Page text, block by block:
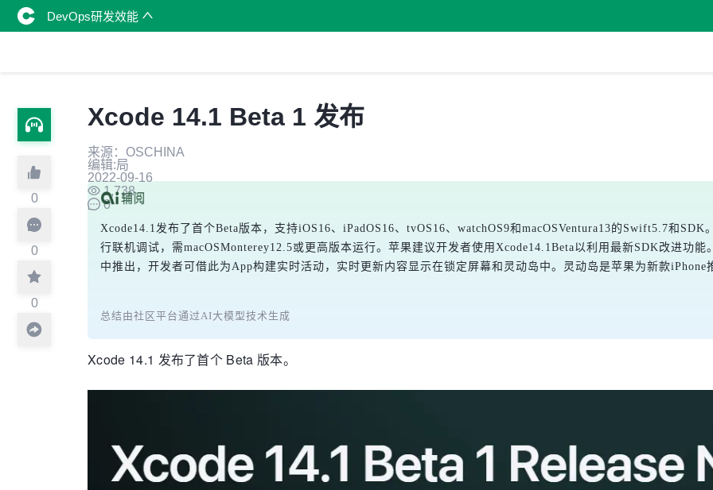
DevOps研发效能
0
0
0
Xcode 14.1 Beta 1 发布
来源：OSCHINA
编辑:局
2022-09-16
1,738
0
Xcode14.1发布了首个Beta版本，支持iOS16、iPadOS16、tvOS16、watchOS9和macOSVentura13的Swift5.7和
行联机调试，需macOSMonterey12.5或更高版本运行。苹果建议开发者使用Xcode14.1Beta以利用最新SDK改进功
中推出，开发者可借此为App构建实时活动，实时更新内容显示在锁定屏幕和灵动岛中。灵动岛是苹果为新款iPhone
总结由社区平台通过AI大模型技术生成
Xcode 14.1 发布了首个 Beta 版本。